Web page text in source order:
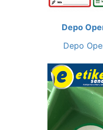
Depo
Depo